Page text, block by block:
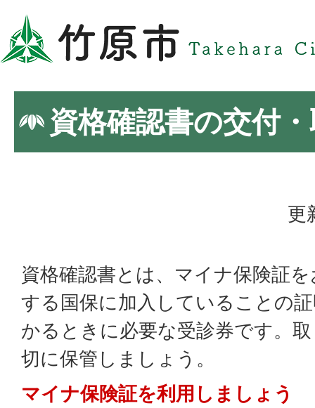
資格確認書の交付
更
資格確認書とは、マイナ保険証
する国保に加入していることの
かるときに必要な受診券です。
切に保管しましょう。
マイナ保険証を利用しましょう